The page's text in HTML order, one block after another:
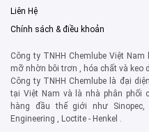
Liên Hệ
Chính sách & điều khoản
Công ty TNHH Chemlube Việt
mỡ nhờn bôi trơn , hóa chất và keo
Công ty TNHH Chemlube là đại
tại Việt Nam và là nhà phân phối
hàng đầu thế giới như Sinopec,
Engineering , Loctite - Henkel .